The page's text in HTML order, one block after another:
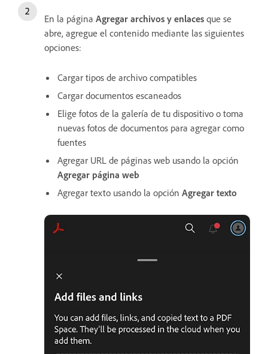
En la página Agregar archivos y enlaces que se
abre, agregue el contenido mediante las siguientes
opciones:
Cargar tipos de archivo compatibles
Cargar documentos escaneados
Elige fotos de la galería de tu dispositivo o toma
nuevas fotos de documentos para agregar como
fuentes
Agregar URL de páginas web usando la opción
Agregar página web
Agregar texto usando la opción Agregar texto